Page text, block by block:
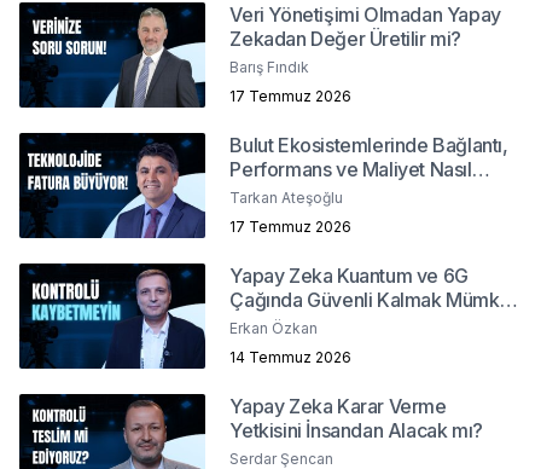
Veri Yönetişimi Olmadan Yapay
Zekadan Değer Üretilir mi?
Barış Fındık
17 Temmuz 2026
Bulut Ekosistemlerinde Bağlantı,
Performans ve Maliyet Nasıl
Yönetilir?
Tarkan Ateşoğlu
17 Temmuz 2026
Yapay Zeka Kuantum ve 6G
Çağında Güvenli Kalmak Mümkün
mü?
Erkan Özkan
14 Temmuz 2026
Yapay Zeka Karar Verme
Yetkisini İnsandan Alacak mı?
Serdar Şencan